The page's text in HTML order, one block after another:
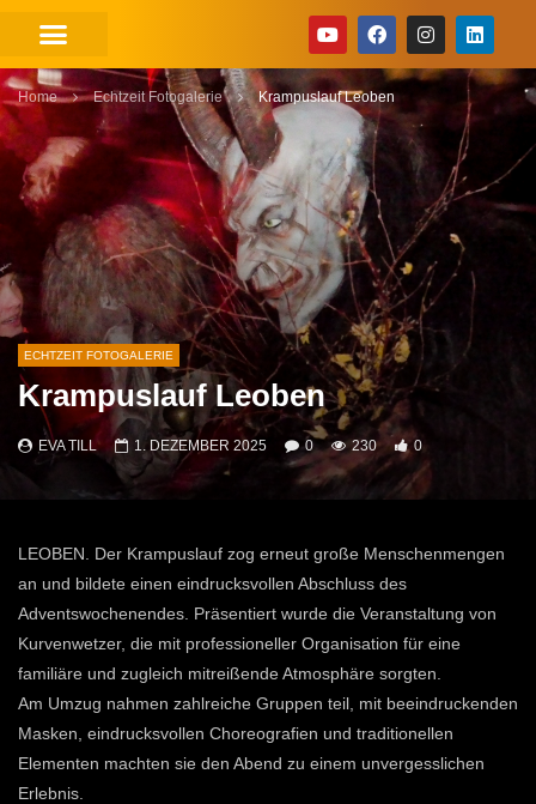
Home Echtzeit Fotogalerie Krampuslauf Leoben
ECHTZEIT FOTOGALERIE
Krampuslauf Leoben
EVA TILL 1. DEZEMBER 2025 0 230 0
LEOBEN. Der Krampuslauf zog erneut große Menschenmengen
an und bildete einen eindrucksvollen Abschluss des
Adventswochenendes. Präsentiert wurde die Veranstaltung von
Kurvenwetzer, die mit professioneller Organisation für eine
familiäre und zugleich mitreißende Atmosphäre sorgten.
Am Umzug nahmen zahlreiche Gruppen teil, mit beeindruckenden
Masken, eindrucksvollen Choreografien und traditionellen
Elementen machten sie den Abend zu einem unvergesslichen
Erlebnis.